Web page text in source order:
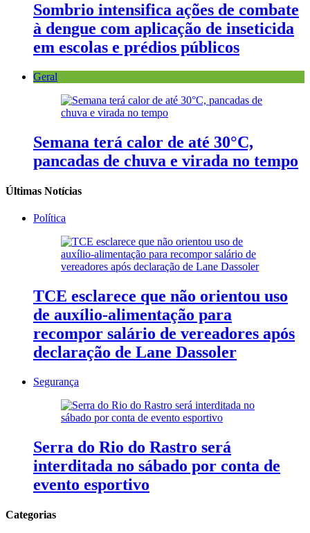
Sombrio intensifica ações de combate
à dengue com aplicação de inseticida
em escolas e prédios públicos
Geral
Semana terá calor de até 30°C,
pancadas de chuva e virada no tempo
Últimas Notícias
Política
TCE esclarece que não orientou uso
de auxílio-alimentação para
recompor salário de vereadores após
declaração de Lane Dassoler
Segurança
Serra do Rio do Rastro será
interditada no sábado por conta de
evento esportivo
Categorias